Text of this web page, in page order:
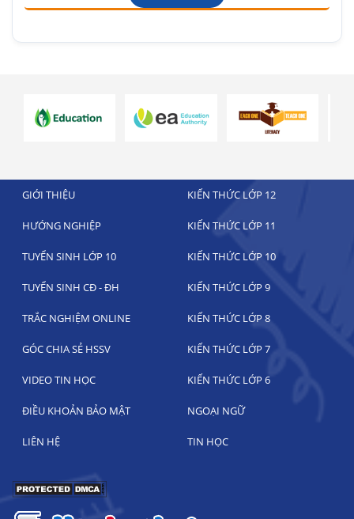
GIỚI THIỆU KIẾN THỨC LỚP 12
HƯỚNG NGHIỆP KIẾN THỨC LỚP 11
TUYỂN SINH LỚP 10 KIẾN THỨC LỚP 10
TUYỂN SINH CĐ - ĐH KIẾN THỨC LỚP 9
TRẮC NGHIỆM ONLINE KIẾN THỨC LỚP 8
GÓC CHIA SẺ HSSV KIẾN THỨC LỚP 7
VIDEO TIN HỌC KIẾN THỨC LỚP 6
ĐIỀU KHOẢN BẢO MẬT NGOẠI NGỮ
LIÊN HỆ TIN HỌC